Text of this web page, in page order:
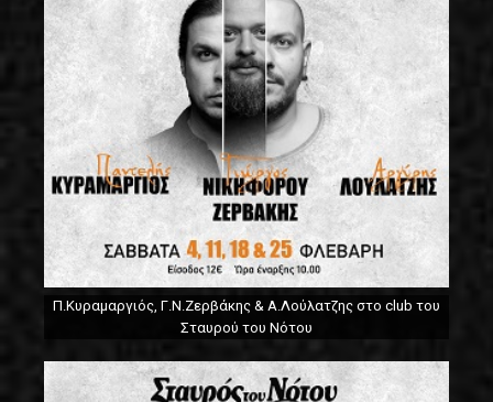
Π.Κυραμαργιός, Γ.Ν.Ζερβάκης & Α.Λούλατζης στο club του
Σταυρού του Νότου